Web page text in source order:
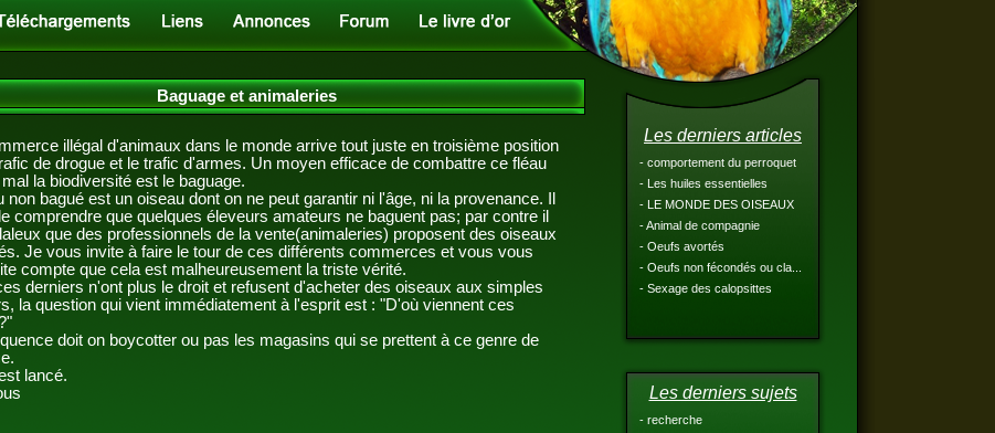
Baguage et animaleries
illégal d'animaux dans le monde arrive tout juste en troisième position
de drogue et le trafic d'armes. Un moyen efficace de combattre ce fléau
la biodiversité est le baguage.
non bagué est un oiseau dont on ne peut garantir ni l'âge, ni la provenance. Il
comprendre que quelques éleveurs amateurs ne baguent pas; par contre il
que des professionnels de la vente(animaleries) proposent des oiseaux
Je vous invite à faire le tour de ces différents commerces et vous vous
compte que cela est malheureusement la triste vérité.
derniers n'ont plus le droit et refusent d'acheter des oiseaux aux simples
la question qui vient immédiatement à l'esprit est : "D'où viennent ces
doit on boycotter ou pas les magasins qui se prettent à ce genre de
lancé.
Les derniers articles
- comportement du perroquet
- Les huiles essentielles
- LE MONDE DES OISEAUX
- Animal de compagnie
- Oeufs avortés
- Oeufs non fécondés ou cla...
- Sexage des calopsittes
Les derniers sujets
- recherche